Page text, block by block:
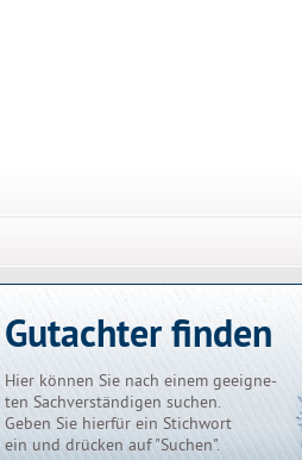
Gutachter finden
Hier können Sie nach einem geeigne-
ten Sachverständigen suchen.
Geben Sie hierfür ein Stichwort
ein und drücken auf "Suchen".